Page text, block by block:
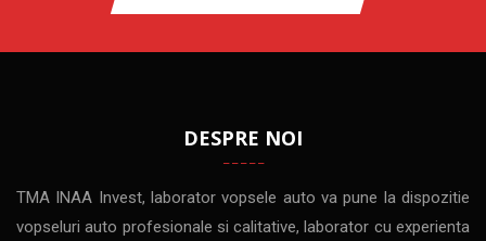
DESPRE NOI
TMA INAA Invest, laborator vopsele auto va pune la dispozitie
vopseluri auto profesionale si calitative, laborator cu experienta